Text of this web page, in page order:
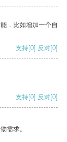
，比如增加一个自
支持[0] 反对[0]
支持[0] 反对[0]
需求。